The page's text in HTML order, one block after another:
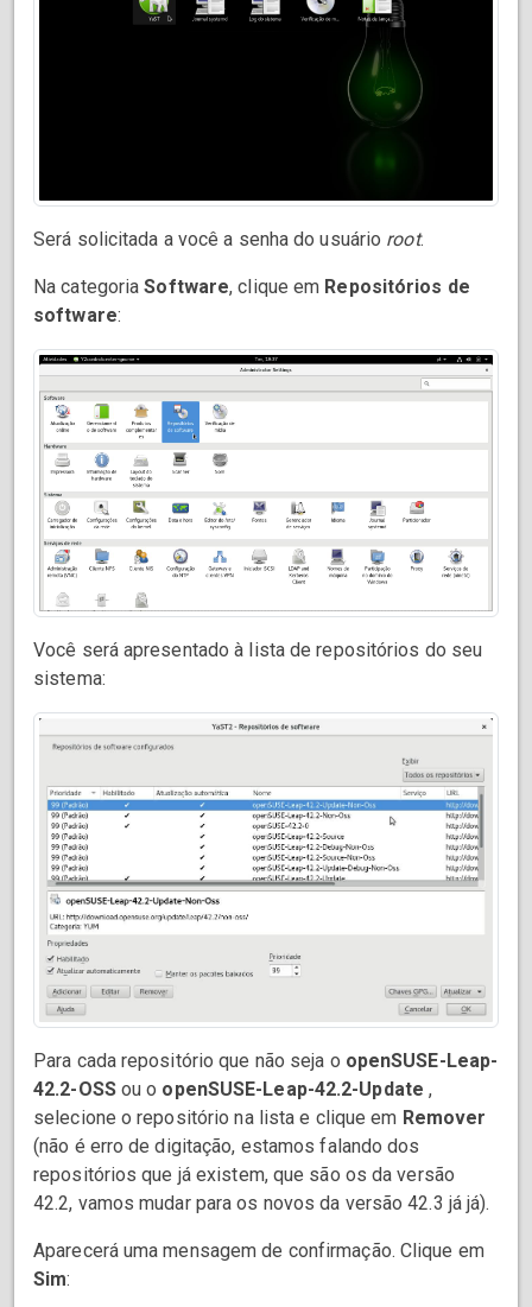
Será solicitada a você a senha do usuário root.
Na categoriaSoftware, clique em Repositórios de
software:
Você será apresentado à lista de repositórios do seu
sistema:
Para cada repositório que não seja o openSUSE-Leap-
42.2-OSSou o openSUSE-Leap-42.2-Update ,
selecione o repositório na lista e clique em Remover
(não é erro de digitação, estamos falando dos
repositórios que já existem, que são os da versão
42.2, vamos mudar para os novos da versão 42.3 já já).
Aparecerá uma mensagem de confirmação. Clique em
Sim: